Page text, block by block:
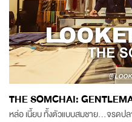
THE SOMCHAI:
หล่อ เนี้ยบ ทั้งตัวแบบสมชาย...จรดปล